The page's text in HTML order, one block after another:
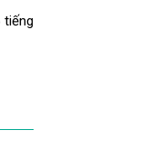
tiếng